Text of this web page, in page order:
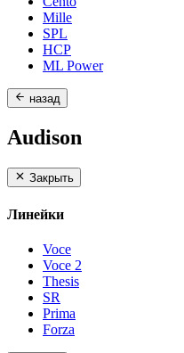
Mille
SPL
HCP
ML Power
назад
Audison
Закрыть
Линейки
Voce
Voce 2
Thesis
SR
Prima
Forza